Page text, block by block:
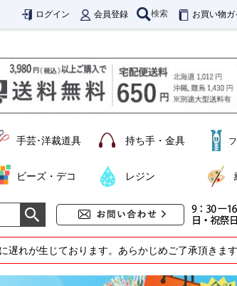
ログイン 会員登録 検索 お買い物ガ
手芸･洋裁道具 持ち手・金具
ビーズ・デコ レジン
遅れが生じております。あらかじめご了承頂きま